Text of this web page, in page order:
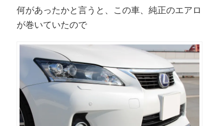
何があったかと言うと、この車、純正のエアロ
が巻いていたので